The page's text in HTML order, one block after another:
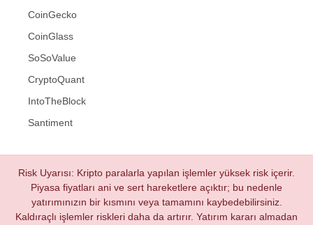
CoinGecko
CoinGlass
SoSoValue
CryptoQuant
IntoTheBlock
Santiment
Risk Uyarısı: Kripto paralarla yapılan işlemler yüksek risk içerir.
Piyasa fiyatları ani ve sert hareketlere açıktır; bu nedenle
yatırımınızın bir kısmını veya tamamını kaybedebilirsiniz.
Kaldıraçlı işlemler riskleri daha da artırır. Yatırım kararı almadan